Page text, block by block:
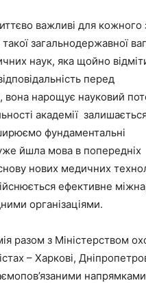
важливі для кожного
загальнодержавної
наук, яка щойно
перед
вона нарощує науковий
академії залишається
фундаментальні
йшла мова в попередніх
нових медичних
ефективне
організаціями.
разом з Міністерством
– Харкові,